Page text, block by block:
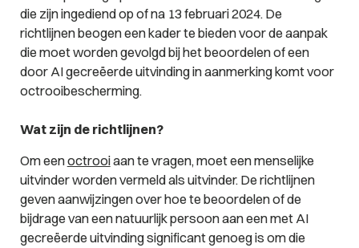
die zijn ingediend op of na 13 februari 2024. De
richtlijnen beogen een kader te bieden voor de aanpak
die moet worden gevolgd bij het beoordelen of een
door AI gecreëerde uitvinding in aanmerking komt voor
octrooibescherming.
Wat zijn de richtlijnen?
Om eenoctrooiaan te vragen, moet een menselijke
uitvinder worden vermeld als uitvinder. De richtlijnen
geven aanwijzingen over hoe te beoordelen of de
bijdrage van een natuurlijk persoon aan een met AI
gecreëerde uitvinding significant genoeg is om die